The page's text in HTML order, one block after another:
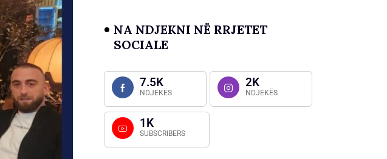
NA NDJEKNI NË RRJETET
SOCIALE
7.5K
NDJEKËS
2K
NDJEKËS
1K
SUBSCRIBERS